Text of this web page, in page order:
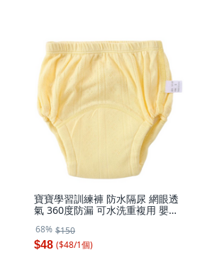
寶寶學習訓練褲 防水隔尿 網眼透
氣 360度防漏 可水洗重複用 嬰兒
個, 素面-黃色,110碼 參考體重16-
22kg
68% $150
$48 ($48/1個)